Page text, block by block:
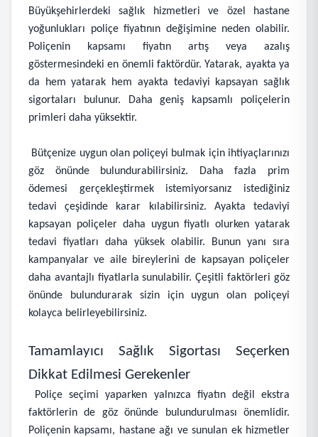
Büyükşehirlerdeki sağlık hizmetleri ve özel hastane
yoğunlukları poliçe fiyatının değişimine neden olabilir.
Poliçenin kapsamı fiyatın artış veya azalış
göstermesindeki en önemli faktördür. Yatarak, ayakta ya
da hem yatarak hem ayakta tedaviyi kapsayan sağlık
sigortaları bulunur. Daha geniş kapsamlı poliçelerin
primleri daha yüksektir.
Bütçenize uygun olan poliçeyi bulmak için ihtiyaçlarınızı
göz önünde bulundurabilirsiniz. Daha fazla prim
ödemesi gerçekleştirmek istemiyorsanız istediğiniz
tedavi çeşidinde karar kılabilirsiniz. Ayakta tedaviyi
kapsayan poliçeler daha uygun fiyatlı olurken yatarak
tedavi fiyatları daha yüksek olabilir. Bunun yanı sıra
kampanyalar ve aile bireylerini de kapsayan poliçeler
daha avantajlı fiyatlarla sunulabilir. Çeşitli faktörleri göz
önünde bulundurarak sizin için uygun olan poliçeyi
kolayca belirleyebilirsiniz.
Tamamlayıcı Sağlık Sigortası Seçerken
Dikkat Edilmesi Gerekenler
Poliçe seçimi yaparken yalnızca fiyatın değil ekstra
faktörlerin de göz önünde bulundurulması önemlidir.
Poliçenin kapsamı, hastane ağı ve sunulan ek hizmetler